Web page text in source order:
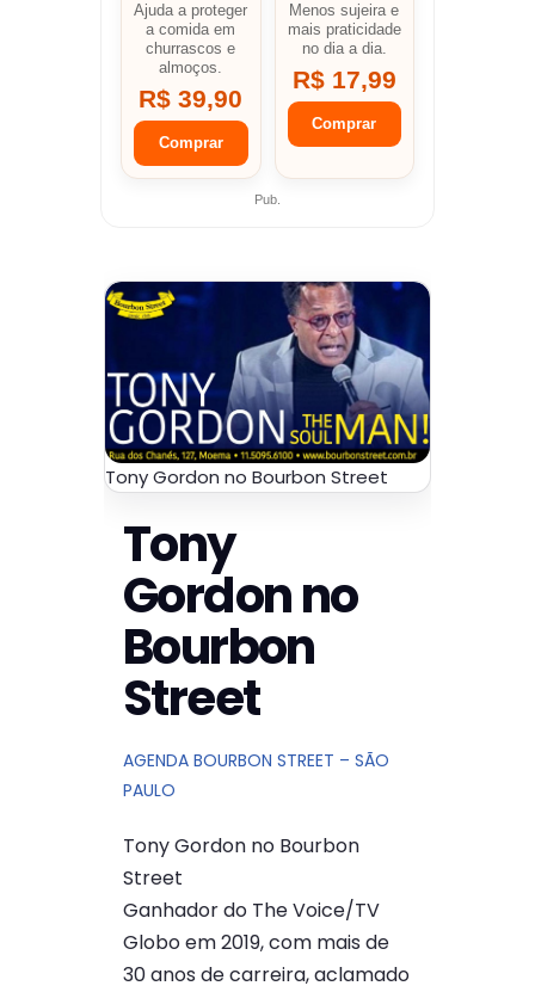
Ajuda a proteger
a comida em
churrascos e
almoços.
R$ 39,90
Comprar
Menos sujeira e
mais praticidade
no dia a dia.
R$ 17,99
Comprar
Pub.
Tony Gordon no Bourbon Street
Tony
Gordon no
Bourbon
Street
AGENDA BOURBON STREET – SÃO
PAULO
Tony Gordon no Bourbon
Street
Ganhador do The Voice/TV
Globo em 2019, com mais de
30 anos de carreira, aclamado